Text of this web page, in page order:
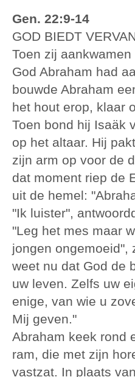
Gen. 22:9-14
GOD BIEDT
Toen zij
God Abraham had
bouwde Abraham
het hout erop, klaar
Toen bond hij Isaäk
op het altaar. Hij
zijn arm op voor de
dat moment riep de
uit de hemel:
"Ik luister",
"Leg het mes maar
jongen ongemoeid",
weet nu dat God de
uw leven. Zelfs uw
enige, van wie u
Mij geven."
Abraham keek rond
ram, die met zijn
vastzat. In plaats